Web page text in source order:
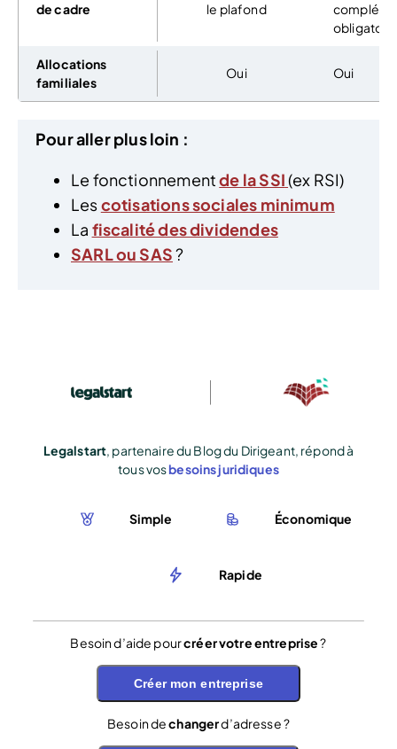
de cadre
le plafond
Allocations
familiales
Oui Oui
Pour aller plus loin :
Le fonctionnementde la SSI(ex RSI)
Lescotisations sociales minimum
La fiscalité des dividendes
SARL ou SAS?
Legalstart, partenaire du Blog du Dirigeant, répond à
tous vosbesoins juridiques
Simple Économique
Rapide
Besoin d’aide pourcréer votre entreprise?
Créer mon entreprise
Besoin dechangerd’adresse ?